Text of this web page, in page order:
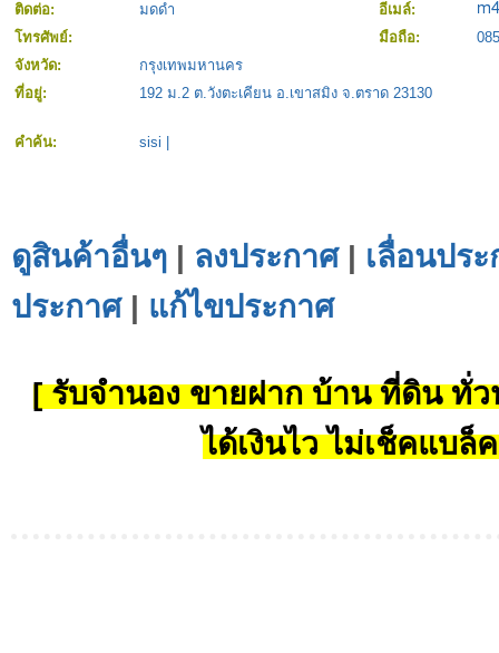
ติดต่อ:
มดดำ
อีเมล์:
โทรศัพย์:
มือถือ:
จังหวัด:
กรุงเทพมหานคร
ที่อยู่:
192 ม.2 ต.วังตะเคียน อ.เขาสมิง จ.ตราด 23130
คำค้น: sisi
ดูสินค้าอื่นๆ | ลงประกาศ| เลื่อนปร
ประกาศ| แก้ไขประกาศ
[ รับจำนอง ขายฝาก บ้าน ที่ดิน ทั่ว
ได้เงินไว ไม่เช็คแบล็